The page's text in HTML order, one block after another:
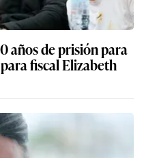
años de prisión para
fiscal Elizabeth